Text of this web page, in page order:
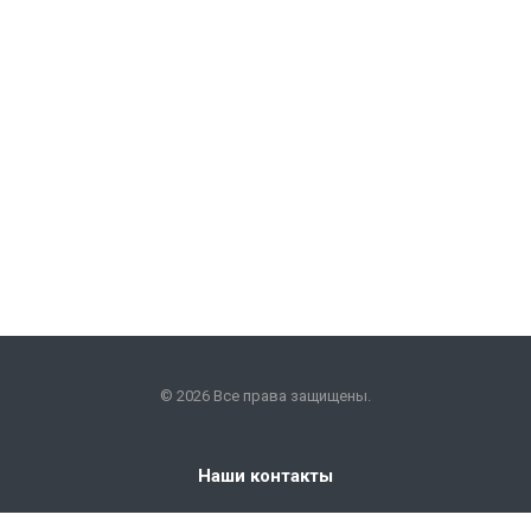
© 2026 Все права защищены.
Наши контакты